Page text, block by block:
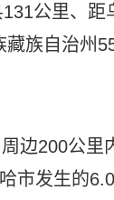
公里、
族自治州
边200公里
市发生的